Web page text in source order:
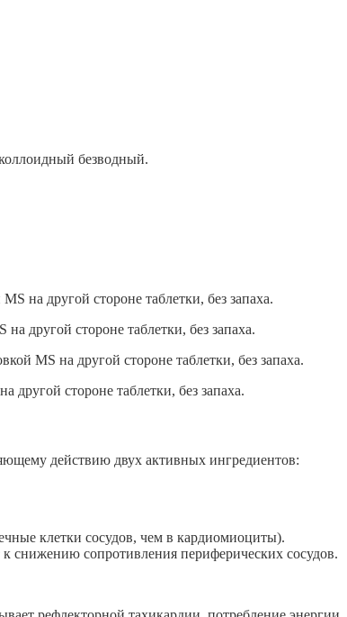
безводный.
на другой стороне таблетки, без запаха.
другой стороне таблетки, без запаха.
MS на другой стороне таблетки, без запаха.
стороне таблетки, без запаха.
действию двух активных ингредиентов:
клетки сосудов, чем в кардиомиоциты).
снижению сопротивления периферических сосудов.